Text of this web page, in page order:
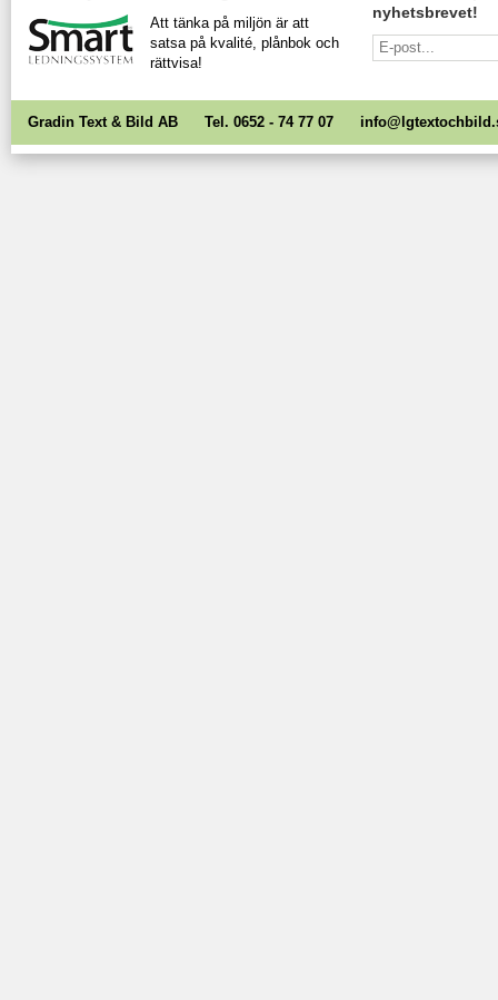
Gradin Text & Bild AB Tel. 0652 - 74 77 07
Att tänka på miljön är att
satsa på kvalité, plånbok och
rättvisa!
nyhetsbrevet!